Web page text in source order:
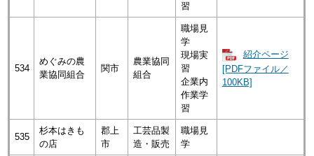
習
534
めぐみの農
業協同組合
関市
農業協同
組合
職場見
学
現場実
習
企業内
作業学
習
紹介ページ
[PDFファイル／
100KB]
535
杉本はきも
の店
郡上
市
工芸品製
造・販売
職場見
学